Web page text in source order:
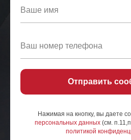
Отправить
Нажимая на кнопку, вы даете
персональных данных (см.
политикой